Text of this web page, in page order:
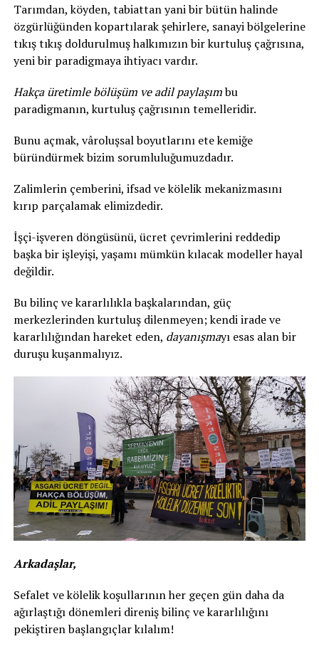
Tarımdan, köyden, tabiattan yani bir bütün halinde
özgürlüğünden kopartılarak şehirlere, sanayi bölgelerine
tıkış tıkış doldurulmuş halkımızın bir kurtuluş çağrısına,
yeni bir paradigmaya ihtiyacı vardır.
Hakça üretimle bölüşüm ve adil paylaşımbu
paradigmanın, kurtuluş çağrısının temelleridir.
Bunu açmak, vâroluşsal boyutlarını ete kemiğe
büründürmek bizim sorumluluğumuzdadır.
Zalimlerin çemberini, ifsad ve kölelik mekanizmasını
kırıp parçalamak elimizdedir.
İşçi-işveren döngüsünü, ücret çevrimlerini reddedip
başka bir işleyişi, yaşamı mümkün kılacak modeller hayal
değildir.
Bu bilinç ve kararlılıkla başkalarından, güç
merkezlerinden kurtuluş dilenmeyen; kendi irade ve
kararlılığından hareket eden, dayanışmayı esas alan bir
duruşu kuşanmalıyız.
Arkadaşlar,
Sefalet ve kölelik koşullarının her geçen gün daha da
ağırlaştığı dönemleri direniş bilinç ve kararlılığını
pekiştiren başlangıçlar kılalım!